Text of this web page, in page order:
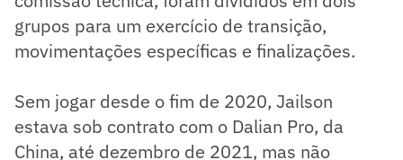
grupos para um exercício de transição,
movimentações específicas e finalizações.
Sem jogar desde o fim de 2020, Jailson
estava sob contrato com o Dalian Pro, da
China, até dezembro de 2021, mas não